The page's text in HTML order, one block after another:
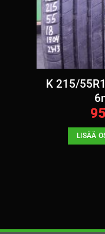
K 215/
LISÄÄ